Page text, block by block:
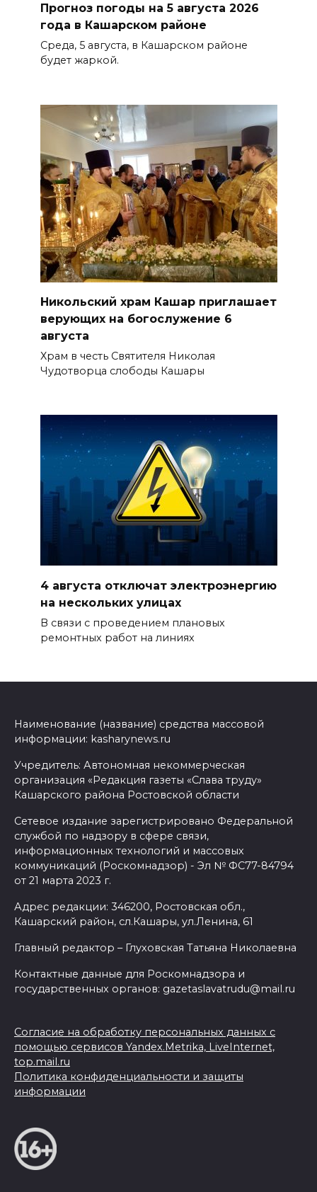
Прогноз погоды на 5 августа 2026
года в Кашарском районе
Среда, 5 августа, в Кашарском районе
будет жаркой.
Никольский храм Кашар приглашает
верующих на богослужение 6
августа
Храм в честь Святителя Николая
Чудотворца слободы Кашары
4 августа отключат электроэнергию
на нескольких улицах
В связи с проведением плановых
ремонтных работ на линиях
Наименование (название) средства массовой
информации: kasharynews.ru
Учредитель: Автономная некоммерческая
организация «Редакция газеты «Слава труду»
Кашарского района Ростовской области
Сетевое издание зарегистрировано Федеральной
службой по надзору в сфере связи,
информационных технологий и массовых
коммуникаций (Роскомнадзор) - Эл № ФС77-84794
от 21 марта 2023 г.
Адрес редакции: 346200, Ростовская обл.,
Кашарский район, сл.Кашары, ул.Ленина, 61
Главный редактор – Глуховская Татьяна Николаевна
Контактные данные для Роскомнадзора и
государственных органов: gazetaslavatrudu@mail.ru
Согласие на обработку персональных данных с
помощью сервисов Yandex.Metrika, LiveInternet,
top.mail.ru
Политика конфиденциальности и защиты
информации